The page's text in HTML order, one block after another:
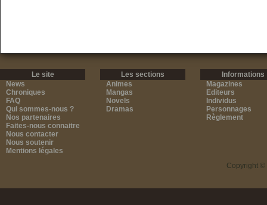
Le site
News
Chroniques
FAQ
Qui sommes-nous ?
Nos partenaires
Faites-nous connaitre
Nous contacter
Nous soutenir
Mentions légales
Les sections
Animes
Mangas
Novels
Dramas
Informations
Magazines
Editeurs
Individus
Personnages
Règlement
Copyright ©